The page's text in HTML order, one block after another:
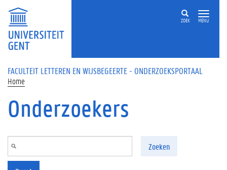
Overslaan en naar de inhoud gaan
ZOEK MENU
FACULTEIT LETTEREN EN WIJSBEGEERTE - ONDERZOEKSPORTAAL
Home
Onderzoekers
Zoeken